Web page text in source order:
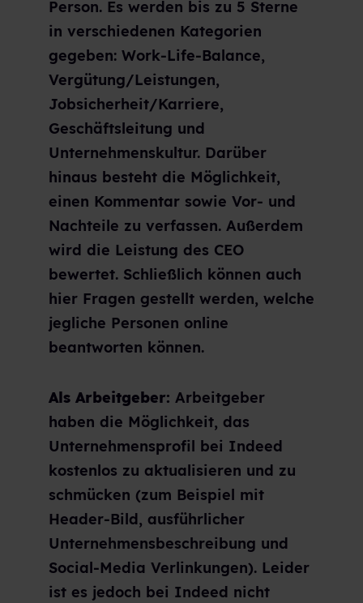
Person. Es werden bis zu 5 Sterne
in verschiedenen Kategorien
gegeben: Work-Life-Balance,
Vergütung/Leistungen,
Jobsicherheit/Karriere,
Geschäftsleitung und
Unternehmenskultur. Darüber
hinaus besteht die Möglichkeit,
einen Kommentar sowie Vor- und
Nachteile zu verfassen. Außerdem
wird die Leistung des CEO
bewertet. Schließlich können auch
hier Fragen gestellt werden, welche
jegliche Personen online
beantworten können.
Als Arbeitgeber: Arbeitgeber
haben die Möglichkeit, das
Unternehmensprofil bei Indeed
kostenlos zu aktualisieren und zu
schmücken (zum Beispiel mit
Header-Bild, ausführlicher
Unternehmensbeschreibung und
Social-Media Verlinkungen). Leider
ist es jedoch bei Indeed nicht